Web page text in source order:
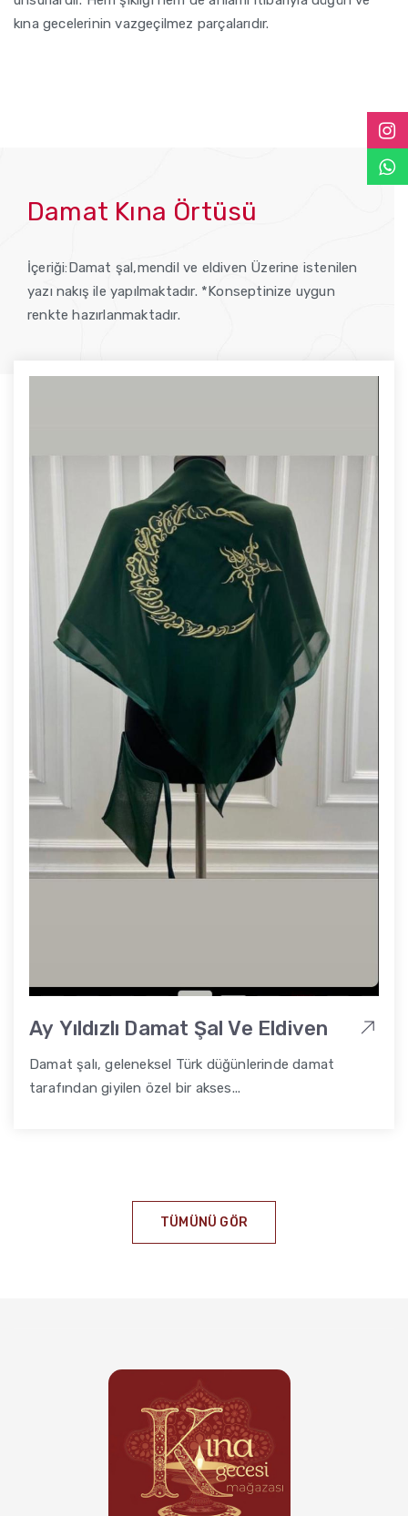
kına gecelerinin vazgeçilmez parçalarıdır.
Damat Kına Örtüsü
İçeriği:Damat şal,mendil ve eldiven Üzerine istenilen
yazı nakış ile yapılmaktadır. *Konseptinize uygun
renkte hazırlanmaktadır.
Ay Yıldızlı Damat Şal Ve Eldiven
Damat şalı, geleneksel Türk düğünlerinde damat
tarafından giyilen özel bir akses...
TÜMÜNÜ GÖR